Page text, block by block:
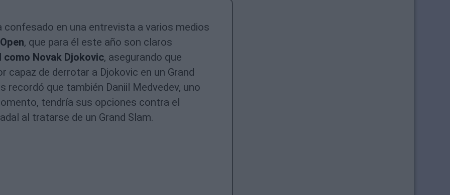
confesado en una entrevista a varios medios
, que para él este año son claros
Novak Djokovic, asegurando que
capaz de derrotar a Djokovic en un Grand
recordó que también Daniil Medvedev, uno
tendría sus opciones contra el
al tratarse de un Grand Slam.